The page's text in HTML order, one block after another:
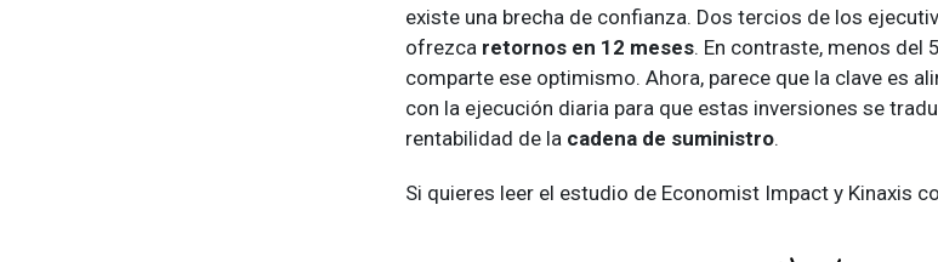
existe una brecha de confianza. Dos tercios de los
ofrezca retornos en 12 meses. En contraste, menos del
comparte ese optimismo. Ahora, parece que la clave es
con la ejecución diaria para que estas inversiones se
rentabilidad de la cadena de suministro.
Si quieres leer el estudio de Economist Impact y Kinaxis